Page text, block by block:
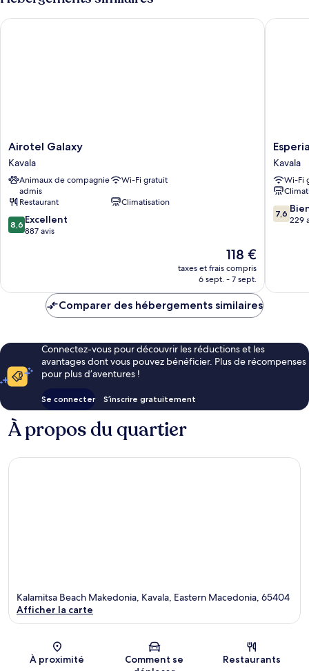
Chambre,
Airotel
Galaxy
Kavala
Airotel Galaxy
Kavala
Animaux de compagnie
admis
Wi-Fi gratuit
Restaurant
Climatisation
8.6
sur
8,6 Excellent
887 avis
Le
nouveau
prix
de
118 €
taxes et frais compris
6 sept. - 7 sept.
Airotel Galaxy
Esperia
Hotel
Kavala
Kavala
Wi-Fi
7.6
sur
7,6
229
Esperia
Comparer des hébergements similaires
Connectez-vous pour découvrir les réductions et les
avantages dont vous pouvez bénéficier. Plus de récompenses
pour plus d’aventures !
Se connecter S’inscrire gratuitement
À propos du quartier
Carte
Kalamitsa Beach Makedonia, Kavala, Eastern Macedonia, 65404
Afficher la carte
À proximité
Comment se
Restaurants